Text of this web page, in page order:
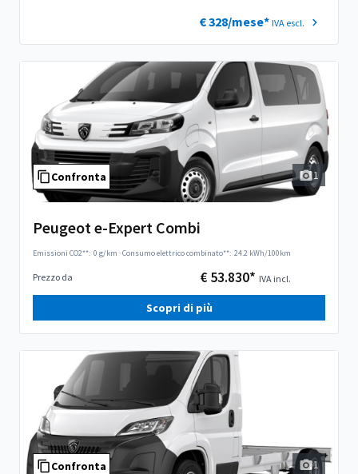
€ 328/mese* IVA escl.
Confronta 1
Peugeot e-Expert Combi
Emissioni CO2**: 0 g/km ·Consumo elettrico combinato**: 24.2 kWh/100km
Prezzo da € 53.830* IVA incl.
Scopri di più
Confronta 1